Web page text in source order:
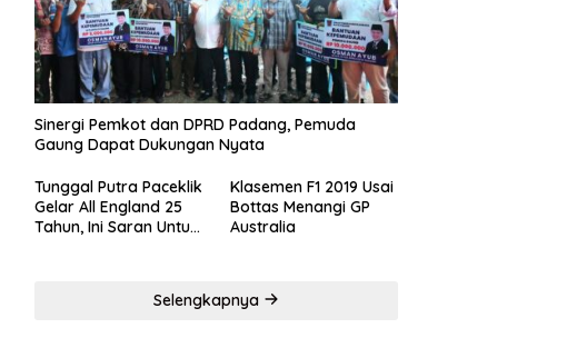
Sinergi Pemkot dan DPRD Padang, Pemuda
Gaung Dapat Dukungan Nyata
Tunggal Putra Paceklik
Gelar All England 25
Tahun, Ini Saran Untuk
Klasemen F1 2019 Usai
Bottas Menangi GP
Australia
Selengkapnya